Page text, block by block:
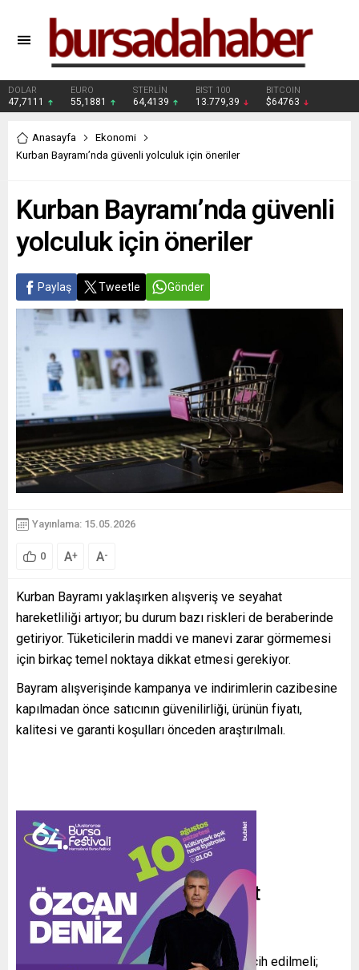
DOLAR
47,7111
EURO
55,1881
STERLİN
64,4139
BIST 100
13.779,39
BITCOIN
$64763
Anasayfa
Ekonomi
Kurban Bayramı’nda güvenli yolculuk için öneriler
Kurban Bayramı’nda güvenli
yolculuk için öneriler
Paylaş Tweetle Gönder
Yayınlama: 15.05.2026
0 A+ A-
Kurban Bayramı yaklaşırken alışveriş ve seyahat
hareketliliği artıyor; bu durum bazı riskleri de beraberinde
getiriyor. Tüketicilerin maddi ve manevi zarar görmemesi
için birkaç temel noktaya dikkat etmesi gerekiyor.
Bayram alışverişinde kampanya ve indirimlerin cazibesine
kapılmadan önce satıcının güvenilirliği, ürünün fiyatı,
kalitesi ve garanti koşulları önceden araştırılmalı.
Kurbanlık Alımında Dikkat
Edilmesi Gerekenler
Kurban satın alırken resmi satış alanları tercih edilmeli;